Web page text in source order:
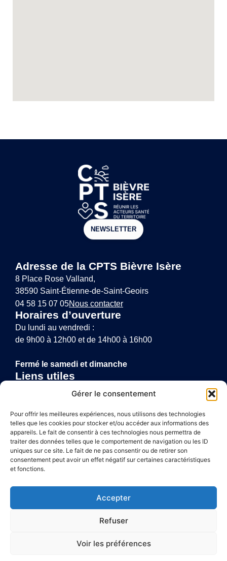
Gérer le consentement
Pour offrir les meilleures expériences, nous utilisons des technologies
telles que les cookies pour stocker et/ou accéder aux informations des
appareils. Le fait de consentir à ces technologies nous permettra de
traiter des données telles que le comportement de navigation ou les ID
uniques sur ce site. Le fait de ne pas consentir ou de retirer son
consentement peut avoir un effet négatif sur certaines caractéristiques
et fonctions.
Accepter
Refuser
Voir les préférences
NEWSLETTER
Adresse de la CPTS Bièvre Isère
8 Place Rose Valland,
38590 Saint-Étienne-de-Saint-Geoirs
04 58 15 07 05Nous contacter
Horaires d’ouverture
Du lundi au vendredi :
de 9h00 à 12h00 et de 14h00 à 16h00
Fermé le samedi et dimanche
Liens utiles
Annuaire de santé
Politique de confidentialité
Plan du site
Mentions légales
Plan du site
Confidentialité